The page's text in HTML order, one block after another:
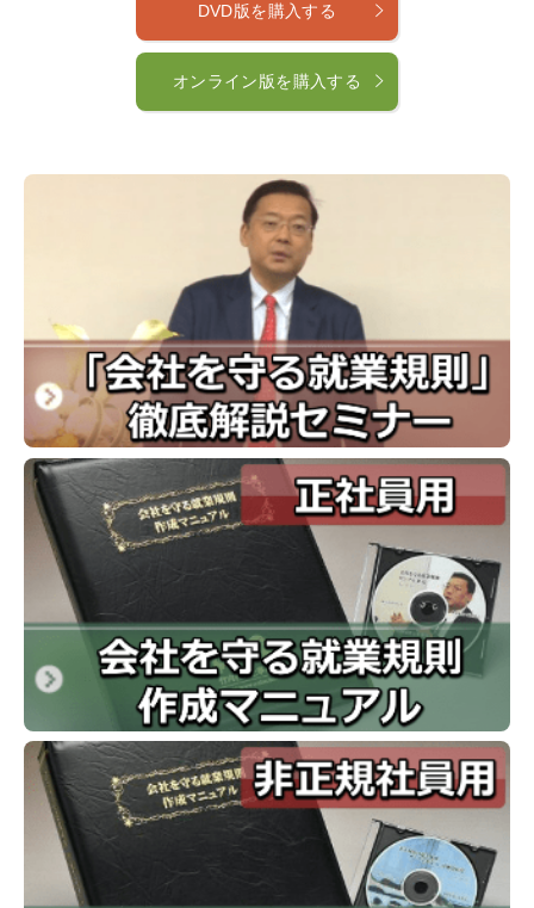
DVD版を購入する
オンライン版を購入する